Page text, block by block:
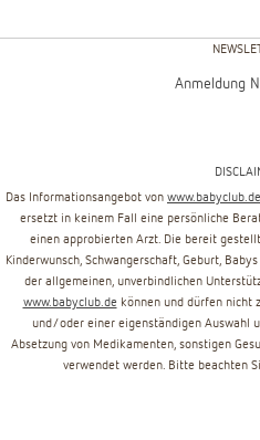
Anmeldung
Das Informationsangebot von www.babyclub.de
ersetzt in keinem Fall eine persönliche
einen approbierten Arzt. Die bereit
Kinderwunsch, Schwangerschaft, Geburt,
der allgemeinen, unverbindlichen
www.babyclub.de können und dürfen nicht
und/oder einer eigenständigen Auswahl
Absetzung von Medikamenten, sonstigen
verwendet werden. Bitte beachten